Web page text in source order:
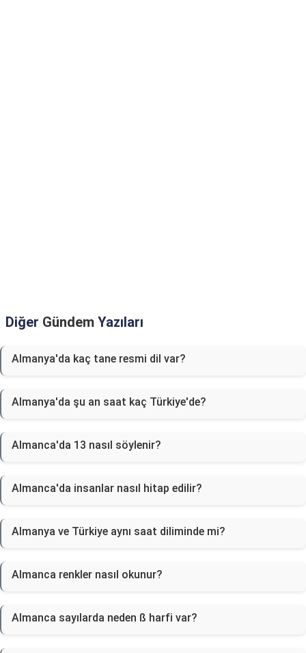
Diğer Gündem Yazıları
Almanya'da kaç tane resmi dil var?
Almanya'da şu an saat kaç Türkiye'de?
Almanca'da 13 nasıl söylenir?
Almanca'da insanlar nasıl hitap edilir?
Almanya ve Türkiye aynı saat diliminde mi?
Almanca renkler nasıl okunur?
Almanca sayılarda neden ß harfi var?